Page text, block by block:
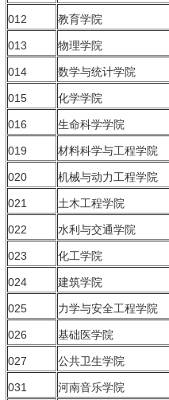
012 教育学院
013 物理学院
014 数学与统计学院
015 化学学院
016 生命科学学院
019 材料科学与工程学院
020 机械与动力工程学院
021 土木工程学院
022 水利与交通学院
023 化工学院
024 建筑学院
025 力学与安全工程学院
026 基础医学院
027 公共卫生学院
031 河南音乐学院